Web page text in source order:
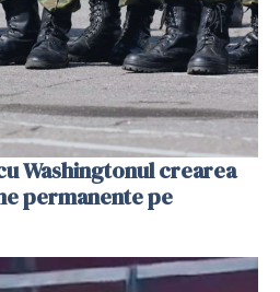
Washingtonul crearea
permanente pe